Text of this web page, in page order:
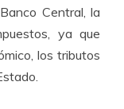
Central, la
ya que
los tributos